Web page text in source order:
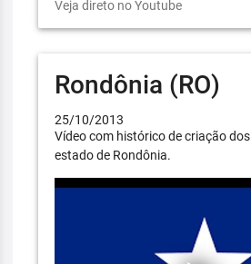
Veja direto no Youtube
Rondônia (RO)
25/10/2013
Vídeo com histórico de criação
estado de Rondônia.